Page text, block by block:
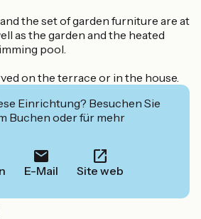
the set of garden furniture are at
as the garden and the heated
pool.
on the terrace or in the house.
Einrichtung? Besuchen Sie
Buchen oder für mehr
E-Mail Site web